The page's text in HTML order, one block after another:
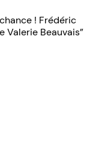
! Frédéric
Valerie Beauvais”